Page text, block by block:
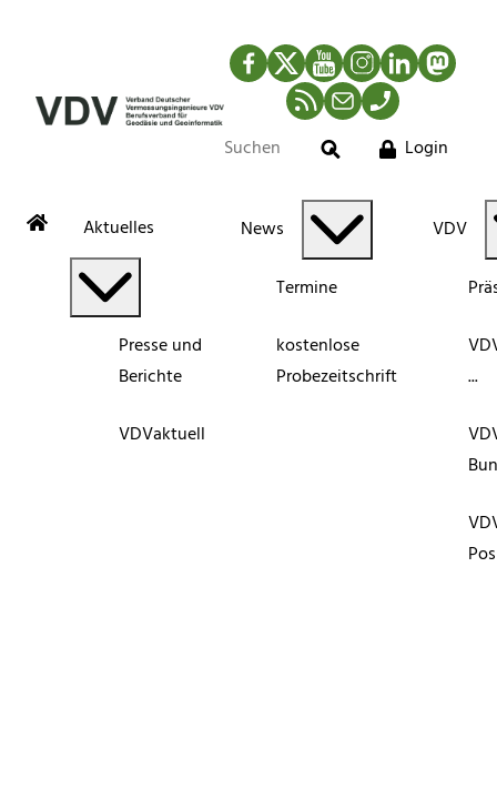
Facebook
TwitterYouTubeInstagram
LinkedIn
RSS-Newsfeed
MailTelefon
Suche
Login
Aktuelles
Presse und
Berichte
VDVaktuell
News
Termine
kostenlose
Probezeitschrift
VDV
...